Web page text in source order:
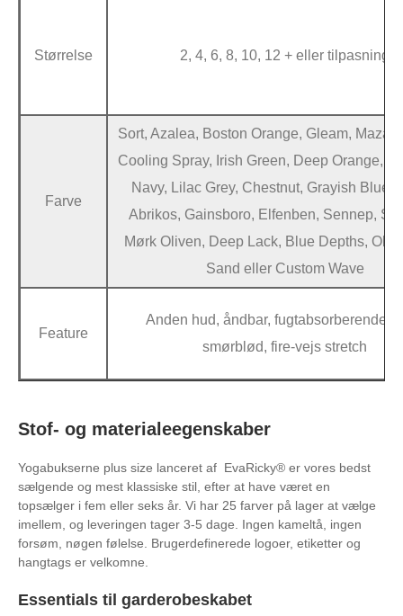
Størrelse 2, 4, 6, 8, 10, 12 + eller tilpasning
Farve
Sort, Azalea, Boston Orange, Gleam,
Cooling Spray, Irish Green, Deep Orange,
Navy, Lilac Grey, Chestnut, Grayish Blue,
Abrikos, Gainsboro, Elfenben, Sennep,
Mørk Oliven, Deep Lack, Blue Depths,
Sand eller Custom Wave
Feature
Anden hud, åndbar, fugtabsorberende
smørblød, fire-vejs stretch
Stof- og materialeegenskaber
Yogabukserne plus size lanceret af EvaRicky® er vores bedst
sælgende og mest klassiske stil, efter at have været en
topsælger i fem eller seks år. Vi har 25 farver på lager at vælge
imellem, og leveringen tager 3-5 dage. Ingen kameltå, ingen
forsøm, nøgen følelse. Brugerdefinerede logoer, etiketter og
hangtags er velkomne.
Essentials til garderobeskabet